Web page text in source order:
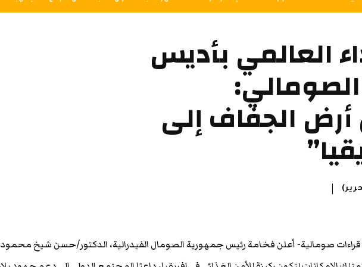
العالمي بأديس
الصومالي:
الجفاف إلى
صومالية- أعلن فخامة رئيس جمهورية الصومال الفيدرالية، الدكتور/حسن شيخ